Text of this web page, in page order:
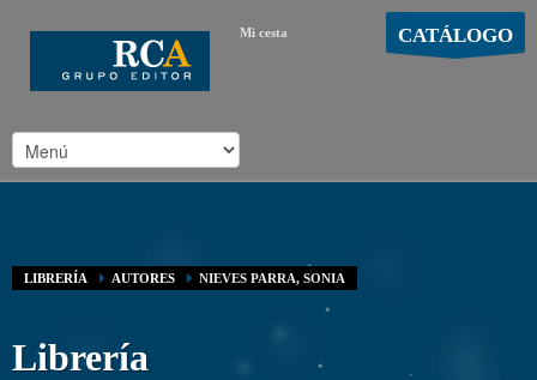
Mi cesta CATÁLOGO
LIBRERÍA AUTORES NIEVES PARRA, SONIA
Librería